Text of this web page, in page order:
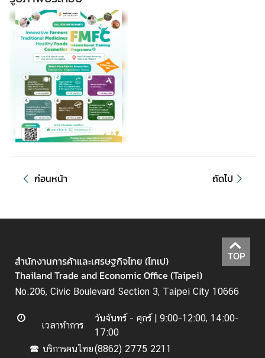
a
n
d
A
t
i
v
i
t
ท่
เ
ที่
ย
ะ
ก่อนหน้า ถัดไป
TOP
สำนักงานการค้าและเศรษฐกิจไทย (ไทเป)
Thailand Trade and Economic Office (Taipei)
No.206, Civic Boulevard Section 3, Taipei City 10666
เวลาทำการ
วันจันทร์ - ศุกร์ | 9:00-12:00, 14:00-
17:00
🕿 บริการคนไทย(8862) 2775 2211